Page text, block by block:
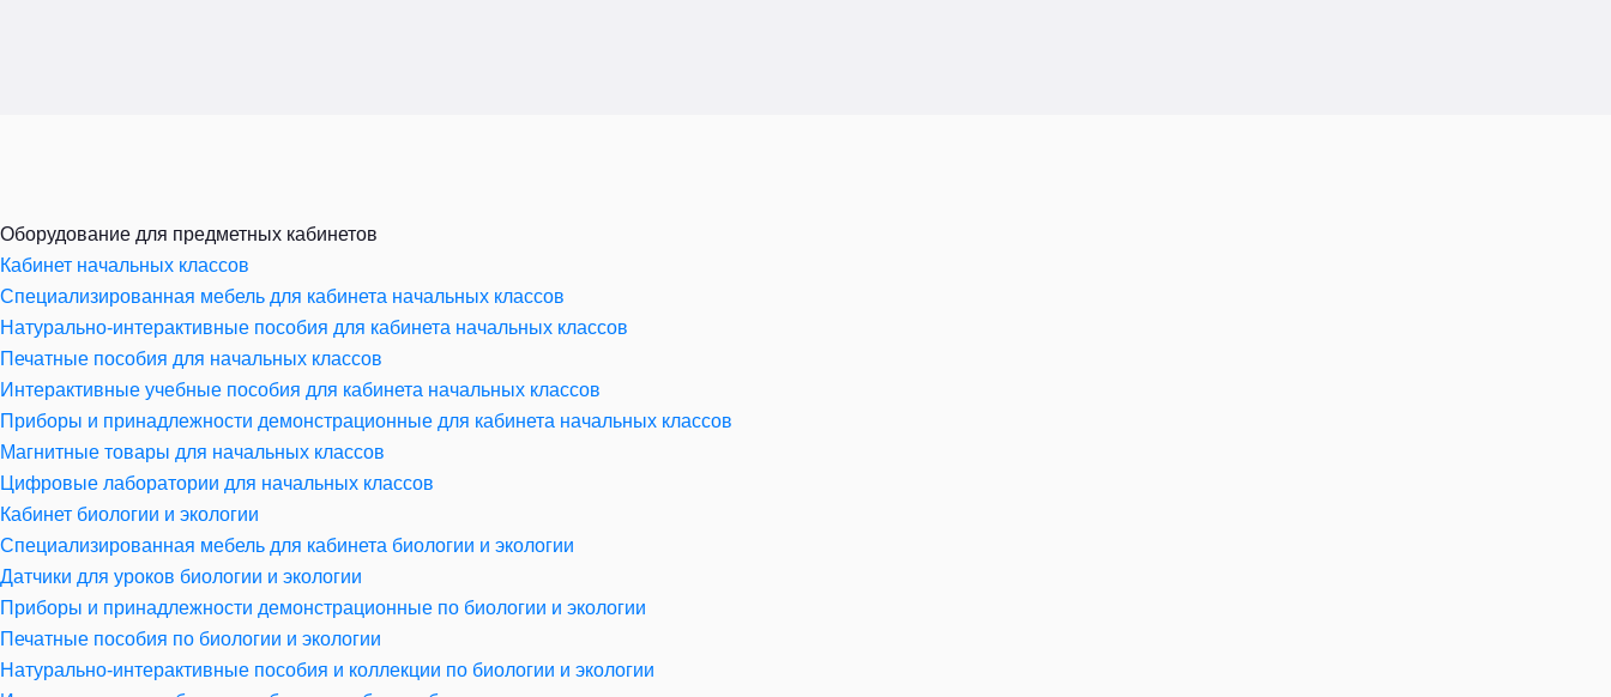
Оборудование для предметных кабинетов
Кабинет начальных классов
Специализированная мебель для кабинета начальных классов
Натурально-интерактивные пособия для кабинета начальных классов
Печатные пособия для начальных классов
Интерактивные учебные пособия для кабинета начальных классов
Приборы и принадлежности демонстрационные для кабинета начальных классов
Магнитные товары для начальных классов
Цифровые лаборатории для начальных классов
Кабинет биологии и экологии
Специализированная мебель для кабинета биологии и экологии
Датчики для уроков биологии и экологии
Приборы и принадлежности демонстрационные по биологии и экологии
Печатные пособия по биологии и экологии
Натурально-интерактивные пособия и коллекции по биологии и экологии